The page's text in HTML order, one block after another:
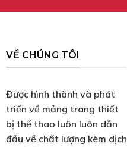
VỀ CHÚNG TÔI
Được hình thành và phát
triển về mảng trang thiết
bị thể thao luôn luôn dẫn
đầu về chất lượng kèm dịch